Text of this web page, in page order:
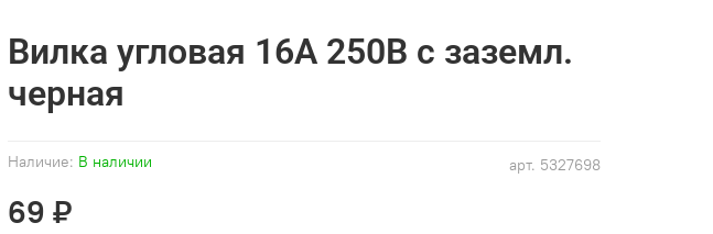
арт. 5327698
Наличие: В наличии
Вилка угловая 16А 250В с заземл.
черная
69 ₽